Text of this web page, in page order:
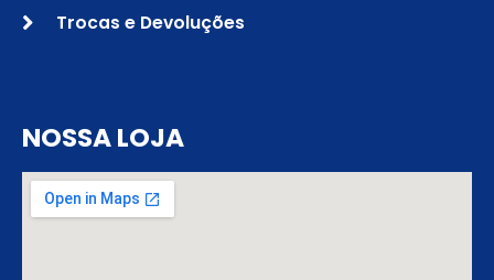
Trocas e Devoluções
NOSSA LOJA